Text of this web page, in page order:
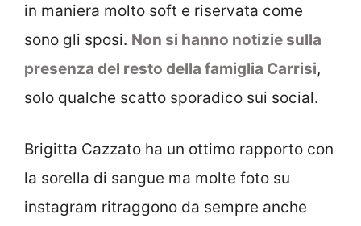
in maniera molto soft e riservata come
sono gli sposi. Non si hanno notizie sulla
presenza del resto della famiglia Carrisi,
solo qualche scatto sporadico sui social.
Brigitta Cazzato ha un ottimo rapporto con
la sorella di sangue ma molte foto su
instagram ritraggono da sempre anche